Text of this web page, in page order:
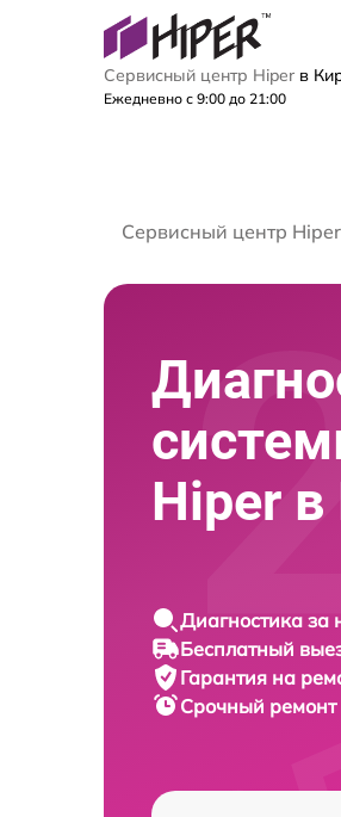
Сервисный центр Hiper в
Ежедневно с 9:00 до 21:00
Сервисный центр Hiper
Hiper
Диагностика за
Бесплатный
Гарантия на
Срочный ремонт